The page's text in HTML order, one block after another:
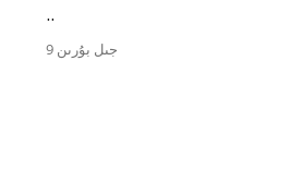
..
9 جىل بۇرىن